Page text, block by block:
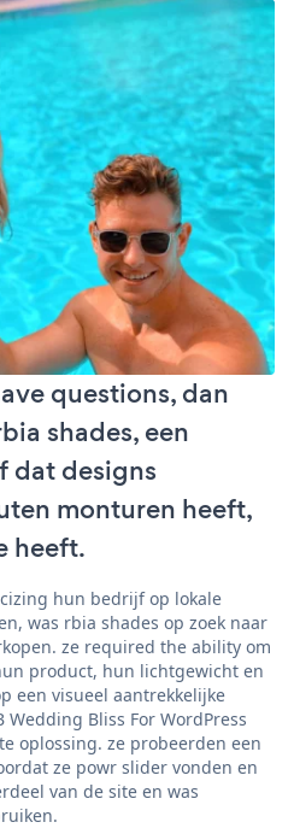
questions, dan
shades, een
dat designs
monturen heeft,
heeft.
hun bedrijf op lokale
was rbia shades op zoek naar
ze required the ability om
product, hun lichtgewicht en
een visueel aantrekkelijke
Bliss For WordPress
oplossing. ze probeerden een
ze powr slider vonden en
van de site en was